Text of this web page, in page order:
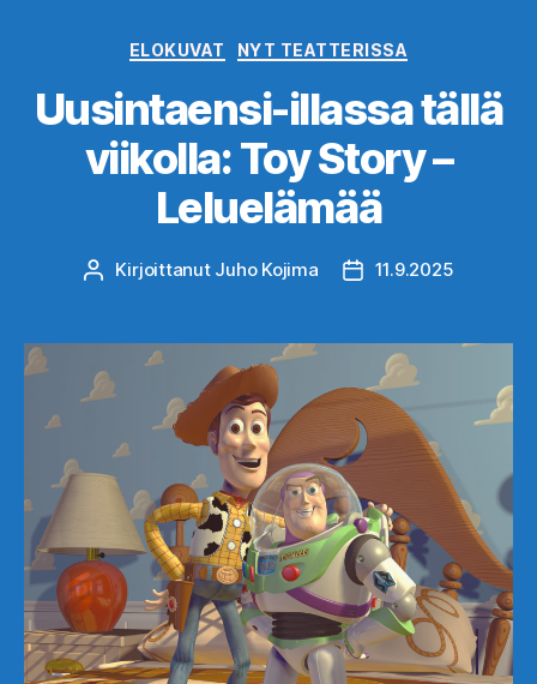
Kategoriat
ELOKUVAT NYT TEATTERISSA
Uusintaensi-illassa tällä
viikolla: Toy Story –
Leluelämää
Kirjoittaja
Kirjoittanut Juho Kojima Julkaisupäivämäärä
11.9.2025